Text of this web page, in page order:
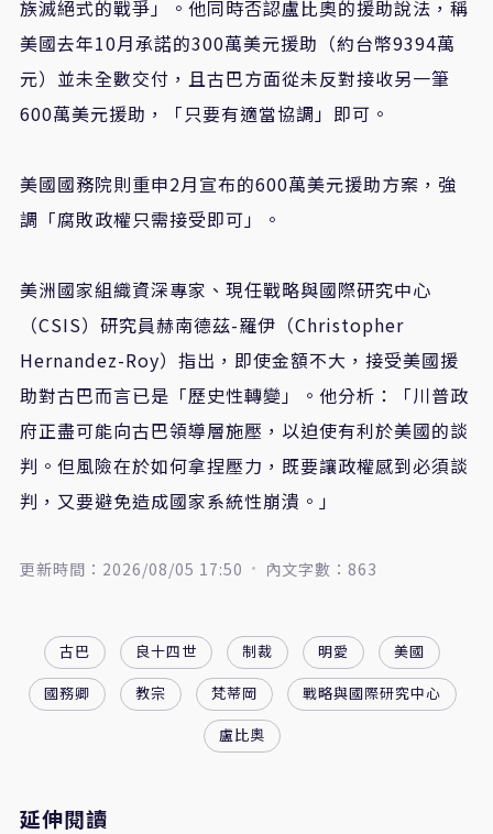
族滅絕式的戰爭」。他同時否認盧比奧的援助說法，稱
美國去年10月承諾的300萬美元援助（約台幣9394萬
元）並未全數交付，且古巴方面從未反對接收另一筆
600萬美元援助，「只要有適當協調」即可。
美國國務院則重申2月宣布的600萬美元援助方案，強
調「腐敗政權只需接受即可」。
美洲國家組織資深專家、現任戰略與國際研究中心
（CSIS）研究員赫南德茲-羅伊（Christopher
Hernandez-Roy）指出，即使金額不大，接受美國援
助對古巴而言已是「歷史性轉變」。他分析：「川普政
府正盡可能向古巴領導層施壓，以迫使有利於美國的談
判。但風險在於如何拿捏壓力，既要讓政權感到必須談
判，又要避免造成國家系統性崩潰。」
更新時間：2026/08/05 17:50 內文字數：863
古巴 良十四世 制裁 明愛
美國
國務卿
教宗 梵蒂岡
戰略與國際研究中心
盧比奧
延伸閱讀